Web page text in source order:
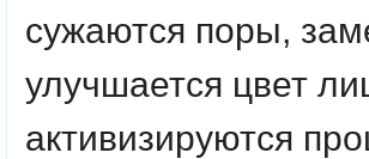
сужаются поры,
улучшается цвет
активизируются